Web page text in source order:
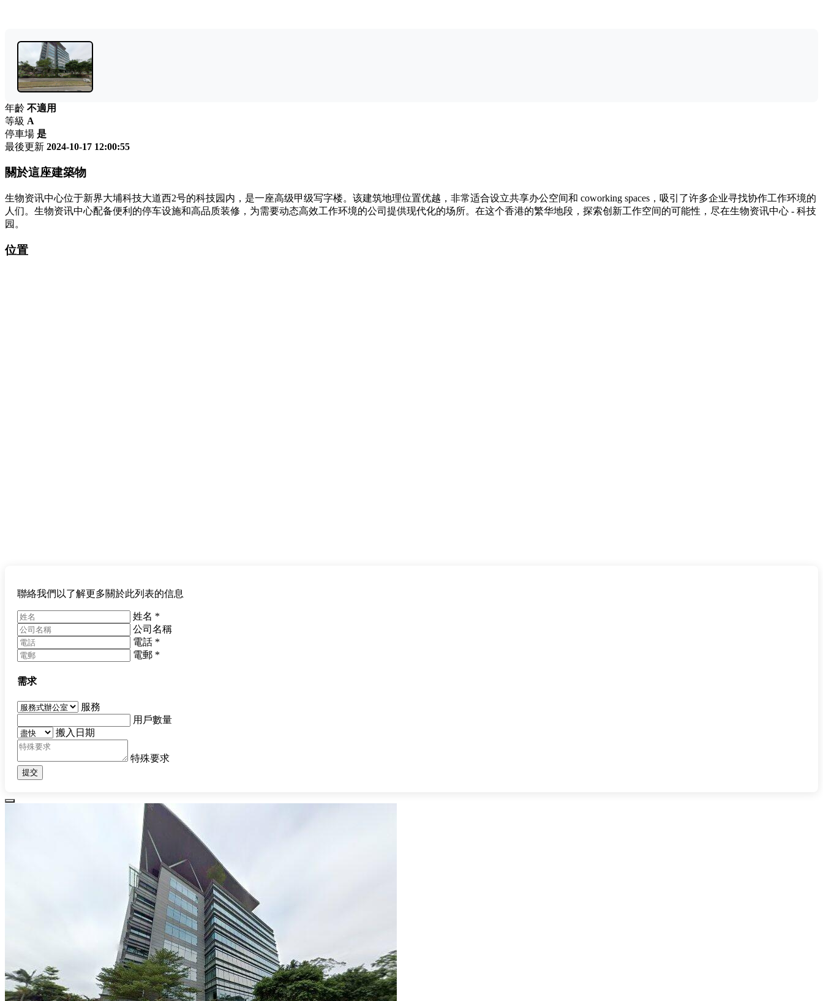
年齡 不適用
等級 A
停車場 是
最後更新 2024-10-17 12:00:55
關於這座建築物
生物资讯中心位于新界大埔科技大道西2号的科技园内，是一座高级甲级写字楼。该建筑地理位置优越，非常适合设立共享办公空间和 coworking spaces，吸引了许多企业寻找协作工作环境的
人们。生物资讯中心配备便利的停车设施和高品质装修，为需要动态高效工作环境的公司提供现代化的场所。在这个香港的繁华地段，探索创新工作空间的可能性，尽在生物资讯中心 - 科技
园。
位置
聯絡我們以了解更多關於此列表的信息
姓名 *
公司名稱
電話 *
電郵 *
需求
服務
用戶數量
搬入日期
特殊要求
提交